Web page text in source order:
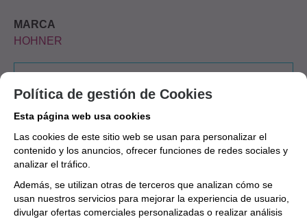
MARCA
HOHNER
producto.
Política de gestión de Cookies
Esta página web usa cookies
Las cookies de este sitio web se usan para personalizar el
contenido y los anuncios, ofrecer funciones de redes sociales y
analizar el tráfico.
Además, se utilizan otras de terceros que analizan cómo se
usan nuestros servicios para mejorar la experiencia de usuario,
divulgar ofertas comerciales personalizadas o realizar análisis